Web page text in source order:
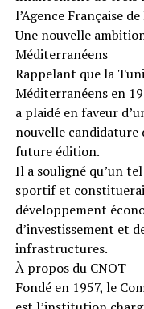
l’Agence Française
Une nouvelle
Méditerranéens
Rappelant que la
Méditerranéens en
a plaidé en faveur
nouvelle candidature
future édition.
Il a souligné qu’un
sportif et
développement
d’investissement et
infrastructures.
À propos du CNOT
Fondé en 1957, le